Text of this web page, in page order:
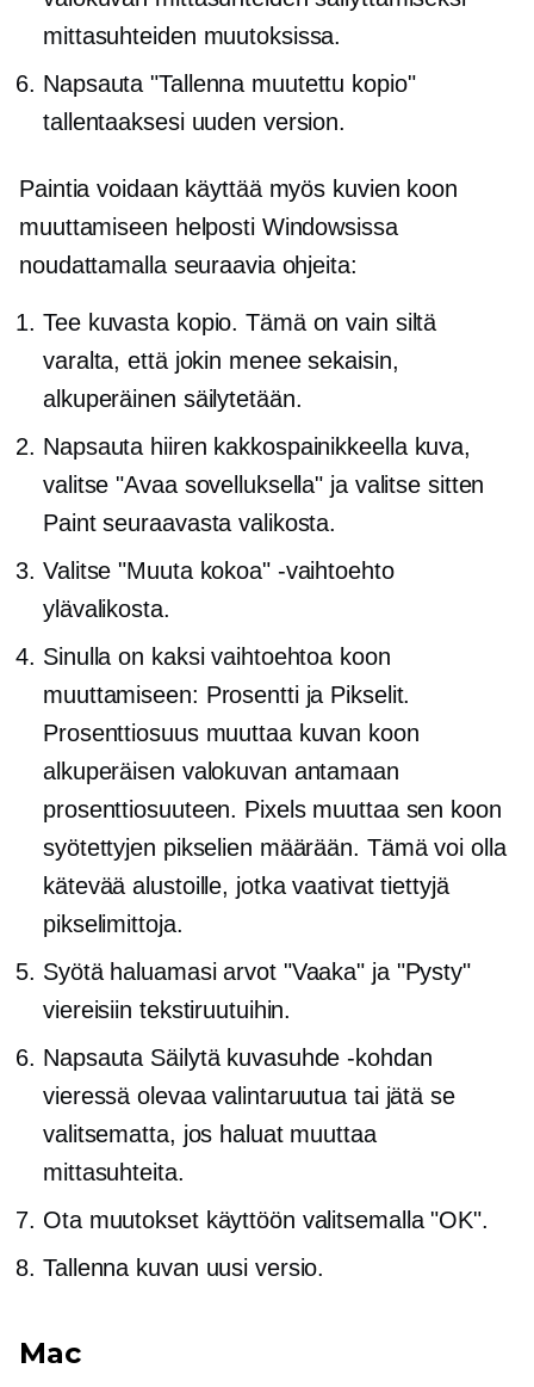
mittasuhteiden muutoksissa.
Napsauta "Tallenna muutettu kopio"
tallentaaksesi uuden version.
Paintia voidaan käyttää myös kuvien koon
muuttamiseen helposti Windowsissa
noudattamalla seuraavia ohjeita:
Tee kuvasta kopio. Tämä on vain siltä
varalta, että jokin menee sekaisin,
alkuperäinen säilytetään.
Napsauta hiiren kakkospainikkeellakuva,
valitse "Avaa sovelluksella" ja valitse sitten
Paint seuraavasta valikosta.
Valitse "Muuta kokoa" -vaihtoehto
ylävalikosta.
Sinulla on kaksi vaihtoehtoa koon
muuttamiseen: Prosentti ja Pikselit.
Prosenttiosuus muuttaa kuvan koon
alkuperäisen valokuvan antamaan
prosenttiosuuteen. Pixels muuttaa sen koon
syötettyjen pikselien määrään. Tämä voi olla
kätevää alustoille, jotka vaativat tiettyjä
pikselimittoja.
Syötä haluamasi arvot "Vaaka" ja "Pysty"
viereisiin tekstiruutuihin.
Napsauta Säilytä kuvasuhde -kohdan
vieressä olevaa valintaruutua tai jätä se
valitsematta, jos haluat muuttaa
mittasuhteita.
Ota muutokset käyttöön valitsemalla "OK".
Tallenna kuvan uusi versio.
Mac